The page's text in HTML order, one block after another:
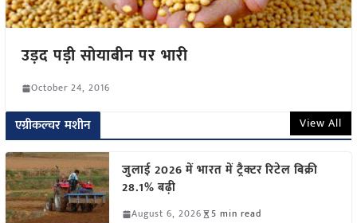
उड़द पड़ी सोयाबीन पर भारी
October 24, 2016
एग्रीकल्चर मशीन View All
जुलाई 2026 में भारत में ट्रैक्टर रिटेल बिक्री
28.1% बढ़ी
August 6, 2026 5 min read